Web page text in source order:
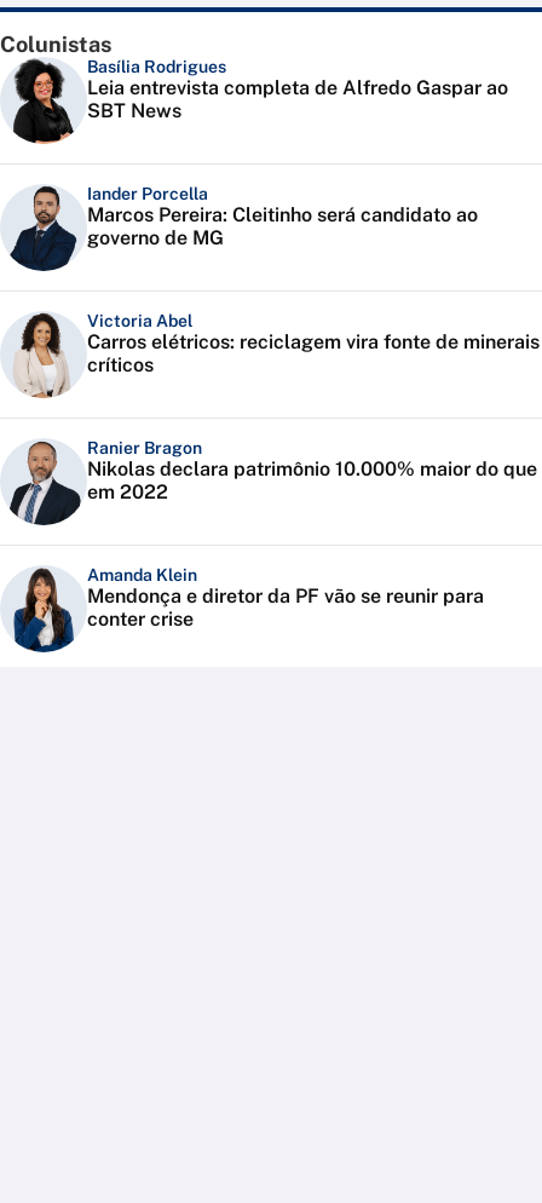
Colunistas
Basília Rodrigues
Leia entrevista completa de Alfredo Gaspar ao
SBT News
Iander Porcella
Marcos Pereira: Cleitinho será candidato ao
governo de MG
Victoria Abel
Carros elétricos: reciclagem vira fonte de minerais
críticos
Ranier Bragon
Nikolas declara patrimônio 10.000% maior do que
em 2022
Amanda Klein
Mendonça e diretor da PF vão se reunir para
conter crise